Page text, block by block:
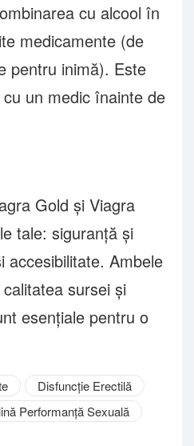
cu alcool în
medicamente (de
pentru inimă). Este
un medic înainte de
Gold și Viagra
tale: siguranță și
accesibilitate. Ambele
sursei și
esențiale pentru o
Disfuncție Erectilă
Performanță Sexuală